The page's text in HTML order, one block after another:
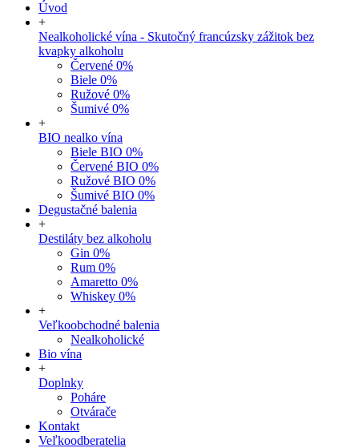
Úvod
+
Nealkoholické vína - Skutočný francúzsky zážitok bez
kvapky alkoholu
Červené 0%
Biele 0%
Ružové 0%
Šumivé 0%
+
BIO nealko vína
Biele BIO 0%
Červené BIO 0%
Ružové BIO 0%
Šumivé BIO 0%
Degustačné balenia
+
Destiláty bez alkoholu
Gin 0%
Rum 0%
Amaretto 0%
Whiskey 0%
+
Veľkoobchodné balenia
Nealkoholické
Bio vína
+
Doplnky
Poháre
Otvárače
Kontakt
Veľkoodberatelia